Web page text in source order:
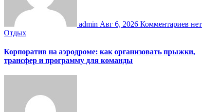
admin Авг 6, 2026 Комментариев нет
Отдых
Корпоратив на аэродроме: как организовать прыжки,
трансфер и программу для команды